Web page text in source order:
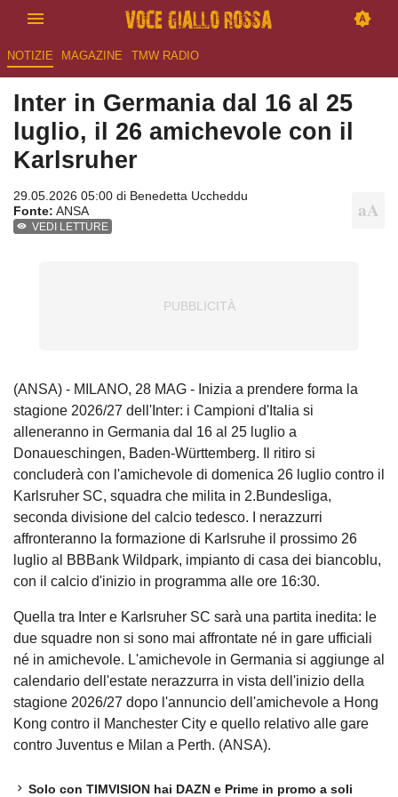
NOTIZIE MAGAZINE TMW RADIO
Inter in Germania dal 16 al 25
luglio, il 26 amichevole con il
Karlsruher
29.05.2026 05:00 di Benedetta Uccheddu
Fonte: ANSA
VEDI LETTURE
(ANSA) - MILANO, 28 MAG - Inizia a prendere forma la
stagione 2026/27 dell'Inter: i Campioni d'Italia si
alleneranno in Germania dal 16 al 25 luglio a
Donaueschingen, Baden-Württemberg. Il ritiro si
concluderà con l'amichevole di domenica 26 luglio contro il
Karlsruher SC, squadra che milita in 2.Bundesliga,
seconda divisione del calcio tedesco. I nerazzurri
affronteranno la formazione di Karlsruhe il prossimo 26
luglio al BBBank Wildpark, impianto di casa dei biancoblu,
con il calcio d'inizio in programma alle ore 16:30.
Quella tra Inter e Karlsruher SC sarà una partita inedita: le
due squadre non si sono mai affrontate né in gare ufficiali
né in amichevole. L'amichevole in Germania si aggiunge al
calendario dell'estate nerazzurra in vista dell'inizio della
stagione 2026/27 dopo l'annuncio dell'amichevole a Hong
Kong contro il Manchester City e quello relativo alle gare
contro Juventus e Milan a Perth. (ANSA).
Solo con TIMVISION hai DAZN e Prime in promo a soli